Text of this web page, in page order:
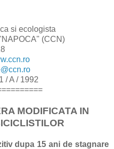
si ecologista
(CCN)
/ A / 1992
MODIFICATA IN
dupa 15 ani de stagnare